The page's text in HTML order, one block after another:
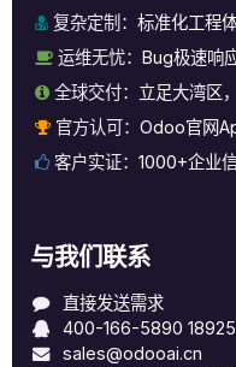
复杂定制： 标准化工程
运维无忧：
Bug极速响
全球交付： 立足大湾区
官方认可： Odoo官网
客户实证： 1000+企业
与我们联系
直接发送需求
400-166-5890
sales@odooai.cn